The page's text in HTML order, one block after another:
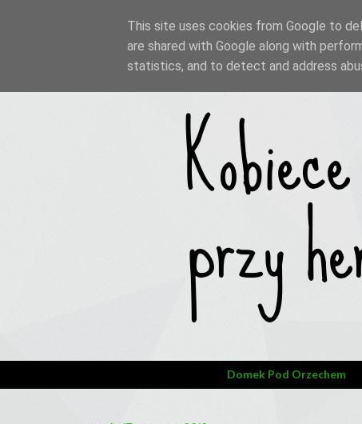
Domek Pod Orzechem
This site uses cookies from Google to
are shared with Google along with
statistics, and to detect and address